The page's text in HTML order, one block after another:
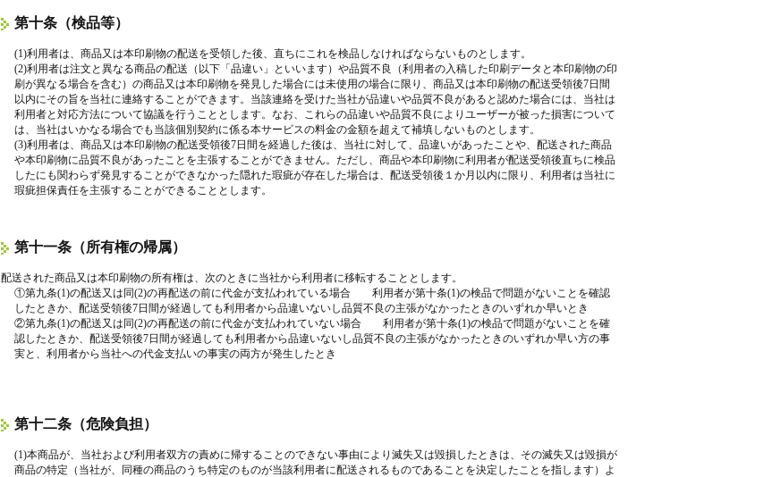
第十条（検品等）
(1)利用者は、商品又は本印刷物の配送を受領した後、直ちにこれを検品しなければならないものとします。
(2)利用者は注文と異なる商品の配送（以下「品違い」といいます）や品質不良（利用者の入稿した印刷データと本印刷物の印
刷が異なる場合を含む）の商品又は本印刷物を発見した場合には未使用の場合に限り、商品又は本印刷物の配送受領後7日間
以内にその旨を当社に連絡することができます。当該連絡を受けた当社が品違いや品質不良があると認めた場合には、当社は
利用者と対応方法について協議を行うこととします。なお、これらの品違いや品質不良によりユーザーが被った損害について
は、当社はいかなる場合でも当該個別契約に係る本サービスの料金の金額を超えて補填しないものとします。
(3)利用者は、商品又は本印刷物の配送受領後7日間を経過した後は、当社に対して、品違いがあったことや、配送された商品
や本印刷物に品質不良があったことを主張することができません。ただし、商品や本印刷物に利用者が配送受領後直ちに検品
したにも関わらず発見することができなかった隠れた瑕疵が存在した場合は、配送受領後１か月以内に限り、利用者は当社に
瑕疵担保責任を主張することができることとします。
第十一条（所有権の帰属）
配送された商品又は本印刷物の所有権は、次のときに当社から利用者に移転することとします。
①第九条(1)の配送又は同(2)の再配送の前に代金が支払われている場合 利用者が第十条(1)の検品で問題がないことを確認
したときか、配送受領後7日間が経過しても利用者から品違いないし品質不良の主張がなかったときのいずれか早いとき
②第九条(1)の配送又は同(2)の再配送の前に代金が支払われていない場合 利用者が第十条(1)の検品で問題がないことを確
認したときか、配送受領後7日間が経過しても利用者から品違いないし品質不良の主張がなかったときのいずれか早い方の事
実と、利用者から当社への代金支払いの事実の両方が発生したとき
第十二条（危険負担）
(1)本商品が、当社および利用者双方の責めに帰することのできない事由により滅失又は毀損したときは、その滅失又は毀損が
商品の特定（当社が、同種の商品のうち特定のものが当該利用者に配送されるものであることを決定したことを指します）よ